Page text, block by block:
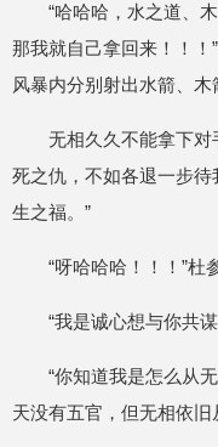
“哈哈哈，水之道、
那我就自己拿回来！！！
风暴内分别射出水箭、木
无相久久不能拿下对
死之仇，不如各退一步
生之福。”
“呀哈哈哈！！！”杜
“我是诚心想与你共
“你知道我是怎么从
天没有五官，但无相依旧